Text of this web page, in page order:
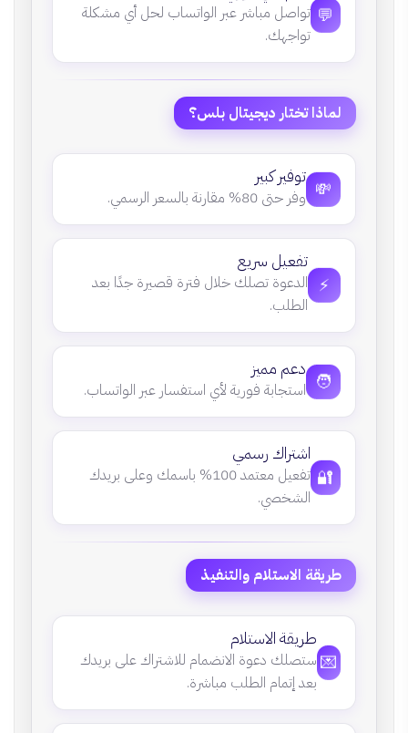
💬 تواصل مباشر عبر الواتساب لحل أي مشكلة
تواجهك.
لماذا تختار ديجيتال بلس؟
💸 توفير كبير
وفر حتى 80% مقارنة بالسعر الرسمي.
⚡
تفعيل سريع
الدعوة تصلك خلال فترة قصيرة جدًا بعد
الطلب.
🧑 دعم مميز
استجابة فورية لأي استفسار عبر الواتساب.
🔐
اشتراك رسمي
تفعيل معتمد 100% باسمك وعلى بريدك
الشخصي.
طريقة الاستلام والتنفيذ
💌
طريقة الاستلام
ستصلك دعوة الانضمام للاشتراك على بريدك
بعد إتمام الطلب مباشرة.